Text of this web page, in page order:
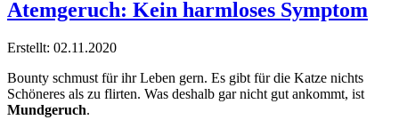
Atemgeruch: Kein harmloses Symptom
Erstellt: 02.11.2020
Bounty schmust für ihr Leben gern. Es gibt für die Katze nichts
Schöneres als zu flirten. Was deshalb gar nicht gut ankommt, ist
Mundgeruch.